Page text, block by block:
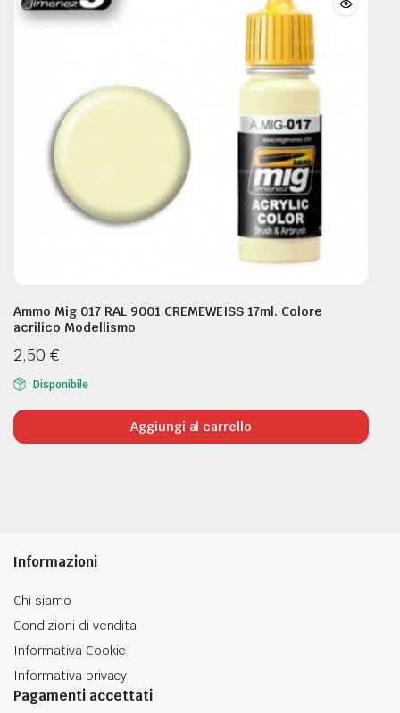
Ammo Mig 017 RAL 9001 CREMEWEISS 17ml. Colore
acrilico Modellismo
2,50 €
Disponibile
Aggiungi al carrello
Informazioni
Chi siamo
Condizioni di vendita
Informativa Cookie
Informativa privacy
Pagamenti accettati